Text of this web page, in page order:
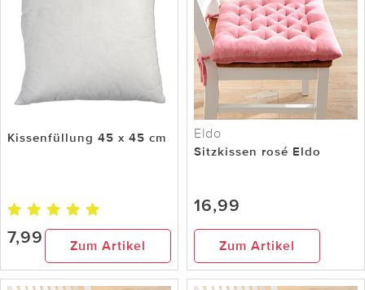
Kissenfüllung 45 x 45 cm
7,99 Zum Artikel
Eldo
Sitzkissen rosé Eldo
16,99
Zum Artikel